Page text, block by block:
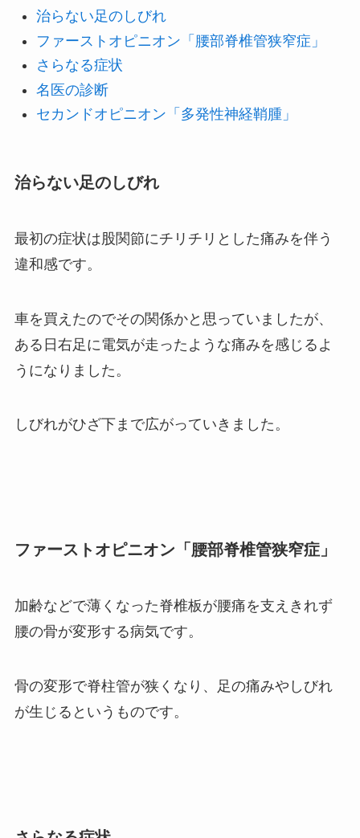
治らない足のしびれ
ファーストオピニオン「腰部脊椎管狭窄症」
さらなる症状
名医の診断
セカンドオピニオン「多発性神経鞘腫」
治らない足のしびれ
最初の症状は股関節にチリチリとした痛みを伴う
違和感です。
車を買えたのでその関係かと思っていましたが、
ある日右足に電気が走ったような痛みを感じるよ
うになりました。
しびれがひざ下まで広がっていきました。
ファーストオピニオン「腰部脊椎管狭窄症」
加齢などで薄くなった脊椎板が腰痛を支えきれず
腰の骨が変形する病気です。
骨の変形で脊柱管が狭くなり、足の痛みやしびれ
が生じるというものです。